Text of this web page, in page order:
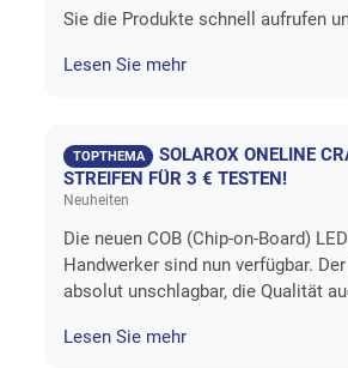
Sie die Produkte schnell aufrufen
Lesen Sie mehr
TOPTHEMA
SOLAROX ONELINE
STREIFEN FÜR 3 € TESTEN!
Neuheiten
Die neuen COB (Chip-on-Board)
Handwerker sind nun verfügbar.
absolut unschlagbar, die Qualität
Lesen Sie mehr